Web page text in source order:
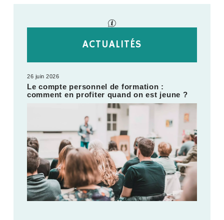
ACTUALITÉS
26 juin 2026
Le compte personnel de formation :
comment en profiter quand on est jeune ?